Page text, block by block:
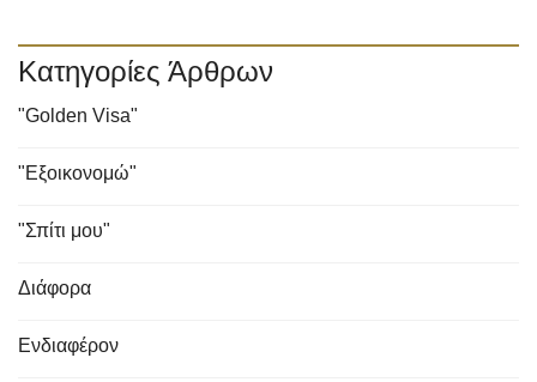
Κατηγορίες Άρθρων
"Golden Visa"
"Εξοικονομώ"
"Σπίτι μου"
Διάφορα
Ενδιαφέρον